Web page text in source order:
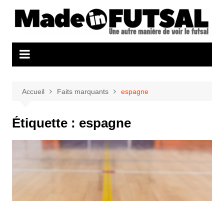
Accueil Faits marquants espagne
Étiquette : espagne